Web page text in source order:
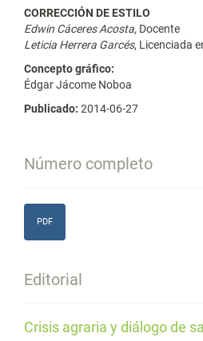
CORRECCIÓN DE ESTILO
Edwin Cáceres Acosta, Docente
Leticia Herrera Garcés, Licenciada
Concepto gráfico:
Édgar Jácome Noboa
Publicado: 2014-06-27
Número completo
PDF
Editorial
Crisis agraria y diálogo de